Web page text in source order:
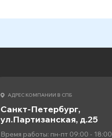
АДРЕС КОМПАНИИ В СПБ
Санкт-Петербург,
ул.Партизанская, д.25
Время работы: пн-пт 09:00 - 18:00